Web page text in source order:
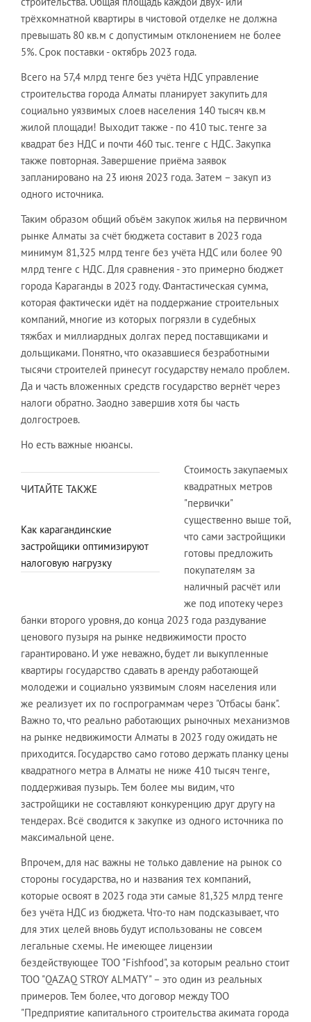
трёхкомнатной квартиры в чистовой отделке не должна
превышать 80 кв.м с допустимым отклонением не более
5%. Срок поставки - октябрь 2023 года.
Всего на 57,4 млрд тенге без учёта НДС управление
строительства города Алматы планирует закупить для
социально уязвимых слоев населения 140 тысяч кв.м
жилой площади! Выходит также - по 410 тыс. тенге за
квадрат без НДС и почти 460 тыс. тенге с НДС. Закупка
также повторная. Завершение приёма заявок
запланировано на 23 июня 2023 года. Затем – закуп из
одного источника.
Таким образом общий объём закупок жилья на первичном
рынке Алматы за счёт бюджета составит в 2023 года
минимум 81,325 млрд тенге без учёта НДС или более 90
млрд тенге с НДС. Для сравнения - это примерно бюджет
города Караганды в 2023 году. Фантастическая сумма,
которая фактически идёт на поддержание строительных
компаний, многие из которых погрязли в судебных
тяжбах и миллиардных долгах перед поставщиками и
дольщиками. Понятно, что оказавшиеся безработными
тысячи строителей принесут государству немало проблем.
Да и часть вложенных средств государство вернёт через
налоги обратно. Заодно завершив хотя бы часть
долгостроев.
Но есть важные нюансы.
ЧИТАЙТЕ ТАКЖЕ
Как карагандинские
застройщики оптимизируют
налоговую нагрузку
Стоимость закупаемых
квадратных метров
"первички"
существенно выше той,
что сами застройщики
готовы предложить
покупателям за
наличный расчёт или
же под ипотеку через
банки второго уровня, до конца 2023 года раздувание
ценового пузыря на рынке недвижимости просто
гарантировано. И уже неважно, будет ли выкупленные
квартиры государство сдавать в аренду работающей
молодежи и социально уязвимым слоям населения или
же реализует их по госпрограммам через "Отбасы банк".
Важно то, что реально работающих рыночных механизмов
на рынке недвижимости Алматы в 2023 году ожидать не
приходится. Государство само готово держать планку цены
квадратного метра в Алматы не ниже 410 тысяч тенге,
поддерживая пузырь. Тем более мы видим, что
застройщики не составляют конкуренцию друг другу на
тендерах. Всё сводится к закупке из одного источника по
максимальной цене.
Впрочем, для нас важны не только давление на рынок со
стороны государства, но и названия тех компаний,
которые освоят в 2023 года эти самые 81,325 млрд тенге
без учёта НДС из бюджета. Что-то нам подсказывает, что
для этих целей вновь будут использованы не совсем
легальные схемы. Не имеющее лицензии
бездействующее ТОО "Fishfood", за которым реально стоит
ТОО "QAZAQ STROY ALMATY" – это один из реальных
примеров. Тем более, что договор между ТОО
"Предприятие капитального строительства акимата города